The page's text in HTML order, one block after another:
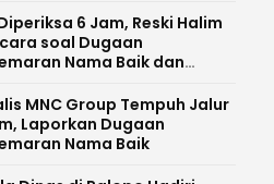
6 Jam, Reski Halim
soal Dugaan
Nama Baik dan
MNC Group Tempuh Jalur
Laporkan Dugaan
Nama Baik